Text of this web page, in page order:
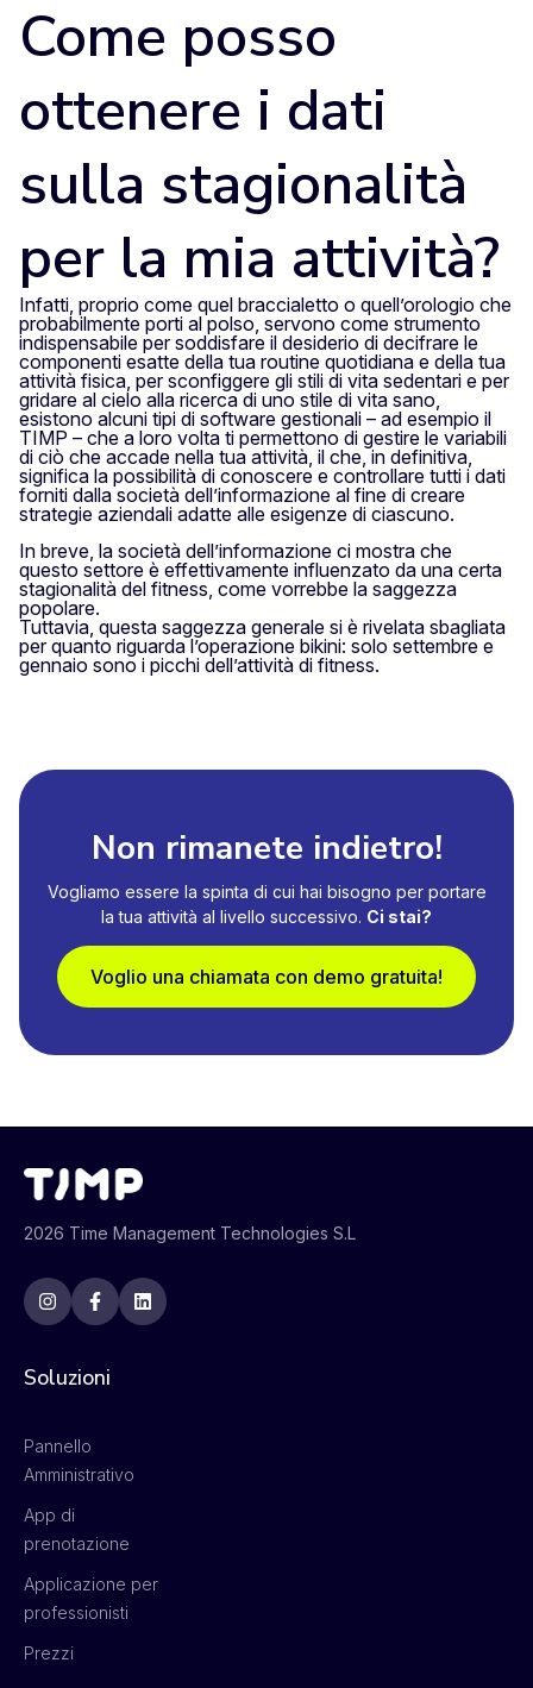
Come posso
ottenere i dati
sulla stagionalità
per la mia attività?
Infatti, proprio come quel braccialetto o quell’orologio che
probabilmente porti al polso, servono come strumento
indispensabile per soddisfare il desiderio di decifrare le
componenti esatte della tua routine quotidiana e della tua
attività fisica, per sconfiggere gli stili di vita sedentari e per
gridare al cielo alla ricerca di uno stile di vita sano,
esistono alcuni tipi di software gestionali – ad esempio il
TIMP – che a loro volta ti permettono di gestire le variabili
di ciò che accade nella tua attività, il che, in definitiva,
significa la possibilità di conoscere e controllare tutti i dati
forniti dalla società dell’informazione al fine di creare
strategie aziendali adatte alle esigenze di ciascuno.
In breve, la società dell’informazione ci mostra che
questo settore è effettivamente influenzato da una certa
stagionalità del fitness, come vorrebbe la saggezza
popolare.
Tuttavia, questa saggezza generale si è rivelata sbagliata
per quanto riguarda l’operazione bikini: solo settembre e
gennaio sono i picchi dell’attività di fitness.
Non rimanete indietro!
Vogliamo essere la spinta di cui hai bisogno per portare
la tua attività al livello successivo. Ci stai?
Voglio una chiamata con demo gratuita!
2026 Time Management Technologies S.L
Soluzioni
Pannello
Amministrativo
App di
prenotazione
Applicazione per
professionisti
Prezzi